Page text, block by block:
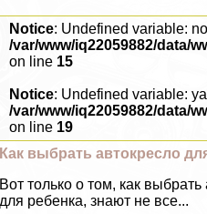
Notice: Undefined variable:
/var/www/iq22059882/data/
on line 15
Notice: Undefined variable:
/var/www/iq22059882/data/
on line 19
Как выбрать автокресло
Вот только о том, как выбрать
для ребенка, знают не все...